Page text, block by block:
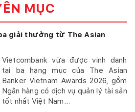
MỤC
giải thưởng từ The Asian
Vietcombank vừa được vinh danh
tại ba hạng mục của The Asian
Banker Vietnam Awards 2026, gồm
Ngân hàng có dịch vụ quản lý tài sản
tốt nhất Việt Nam...